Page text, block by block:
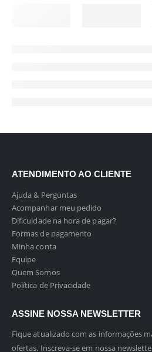
ATENDIMENTO AO CLIENTE
Ajuda & Perguntas
Acompanhar meu pedido
Dificuldade na hora de pagar?
Formas de pagamento
Minha conta
Equipe
Quem Somos
Política de Privacidade
ASSINE NOSSA NEWSLETTER
Fique atualizado com as informações
ofertas. Inscreva-se em nossa